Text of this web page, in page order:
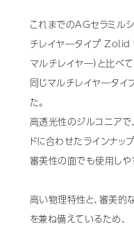
Contact お問い合わせ
これまでのAGセラミル
チレイヤ―タイプ Zolid
マルチレイヤ―）と比べて
同じマルチレイヤ―タイ
た。
高透光性のジルコニアで
ドに合わせたラインナッ
審美性の面でも使用しや
高い物理特性と、審美的
を兼ね備えているため、